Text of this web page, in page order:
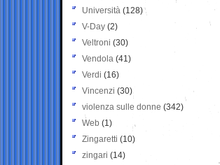
Università (128)
V-Day (2)
Veltroni (30)
Vendola (41)
Verdi (16)
Vincenzi (30)
violenza sulle donne (342)
Web (1)
Zingaretti (10)
zingari (14)